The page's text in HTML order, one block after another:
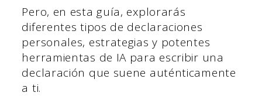
Pero, en esta guía, explorarás
diferentes tipos de declaraciones
personales, estrategias y potentes
herramientas de IA para escribir una
declaración que suene auténticamente
a ti.